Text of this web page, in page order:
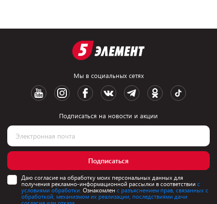
Мы в социальных сетях
Подписаться на новости и акции
Подписаться
Даю согласие на обработку моих персональных данных для
получения рекламно-информационной рассылки в соответствии с
условиями обработки. Ознакомлен с разъяснением прав, связанных с
обработкой, механизмом их реализации, последствиями дачи